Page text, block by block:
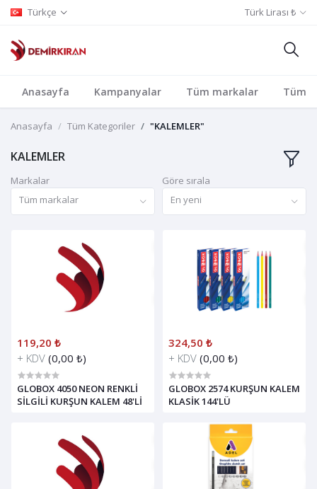
Türkçe Türk Lirası ₺
Anasayfa Kampanyalar Tüm markalar Tüm
Anasayfa Tüm Kategoriler "KALEMLER"
KALEMLER
Markalar
Tüm markalar
Göre sırala
En yeni
119,20 ₺
+ KDV (0,00 ₺)
GLOBOX 4050 NEON RENKLİ
SİLGİLİ KURŞUN KALEM 48'Lİ
324,50 ₺
+ KDV (0,00 ₺)
GLOBOX 2574 KURŞUN KALEM
KLASİK 144'LÜ